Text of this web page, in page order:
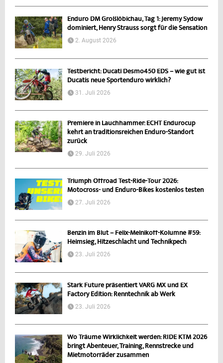
Enduro DM Großlöbichau, Tag 1: Jeremy Sydow
dominiert, Henry Strauss sorgt für die Sensation
2. August 2026
Testbericht: Ducati Desmo450 EDS – wie gut ist
Ducatis neue Sportenduro wirklich?
31. Juli 2026
Premiere in Lauchhammer: ECHT Endurocup
kehrt an traditionsreichen Enduro-Standort
zurück
29. Juli 2026
Triumph Offroad Test-Ride-Tour 2026:
Motocross- und Enduro-Bikes kostenlos testen
27. Juli 2026
Benzin im Blut – Felix-Melnikoff-Kolumne #59:
Heimsieg, Hitzeschlacht und Technikpech
23. Juli 2026
Stark Future präsentiert VARG MX und EX
Factory Edition: Renntechnik ab Werk
23. Juli 2026
Wo Träume Wirklichkeit werden: RIDE KTM 2026
bringt Abenteuer, Training, Rennstrecke und
Mietmotorräder zusammen